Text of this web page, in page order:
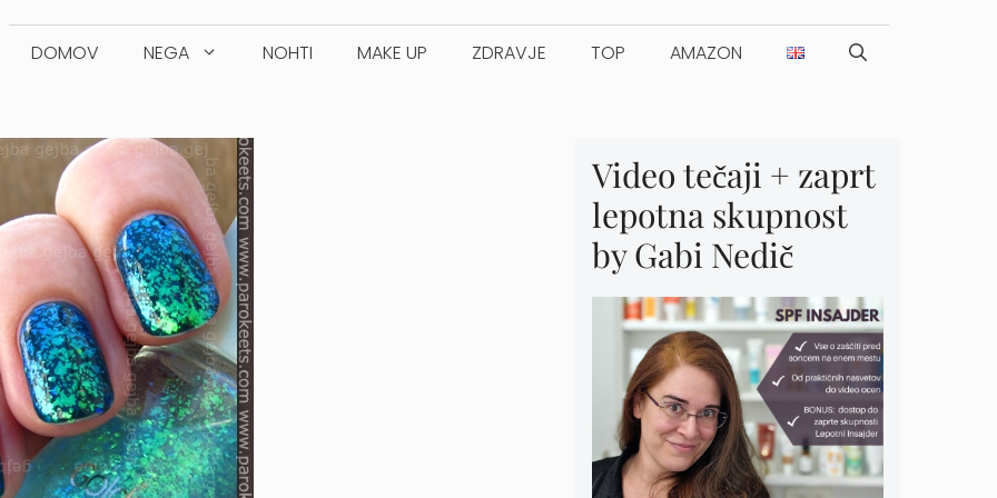
DOMOV NEGA NOHTI MAKE UP ZDRAVJE TOP AMAZON
Video tečaji + zaprt
lepotna skupnost
by Gabi Nedič